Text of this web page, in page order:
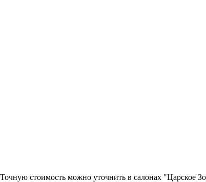
стоимость можно уточнить в салонах "Царское